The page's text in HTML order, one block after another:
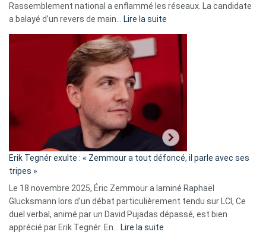
Rassemblement national a enflammé les réseaux. La candidate
a balayé d’un revers de main…
Lire la suite
d’alliance
secrète
«
C’est
fake
news
»
Erik Tegnér exulte : « Zemmour a tout défoncé, il parle avec ses
tripes »
Le 18 novembre 2025, Éric Zemmour a laminé Raphaël
Glucksmann lors d’un débat particulièrement tendu sur LCI, Ce
duel verbal, animé par un David Pujadas dépassé, est bien
apprécié par Erik Tegnér. En…
Lire la suite